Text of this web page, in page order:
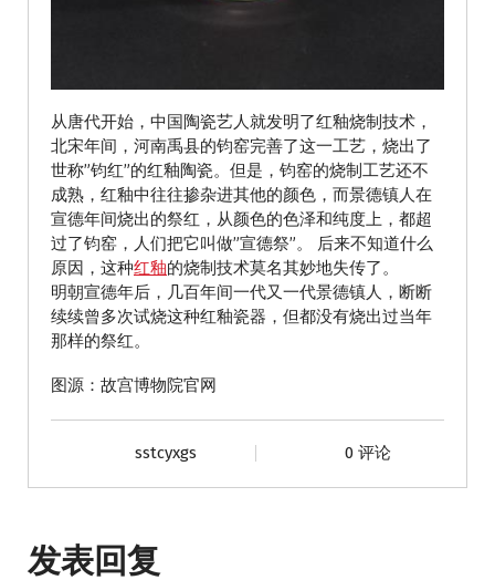
从唐代开始，中国陶瓷艺人就发明了红釉烧制技术，
北宋年间，河南禹县的钧窑完善了这一工艺，烧出了
世称”钧红”的红釉陶瓷。但是，钧窑的烧制工艺还不
成熟，红釉中往往掺杂进其他的颜色，而景德镇人在
宣德年间烧出的祭红，从颜色的色泽和纯度上，都超
过了钧窑，人们把它叫做”宣德祭”。 后来不知道什么
原因，这种红釉的烧制技术莫名其妙地失传了。
明朝宣德年后，几百年间一代又一代景德镇人，断断
续续曾多次试烧这种红釉瓷器，但都没有烧出过当年
那样的祭红。
图源：故宫博物院官网
sstcyxgs 0 评论
发表回复